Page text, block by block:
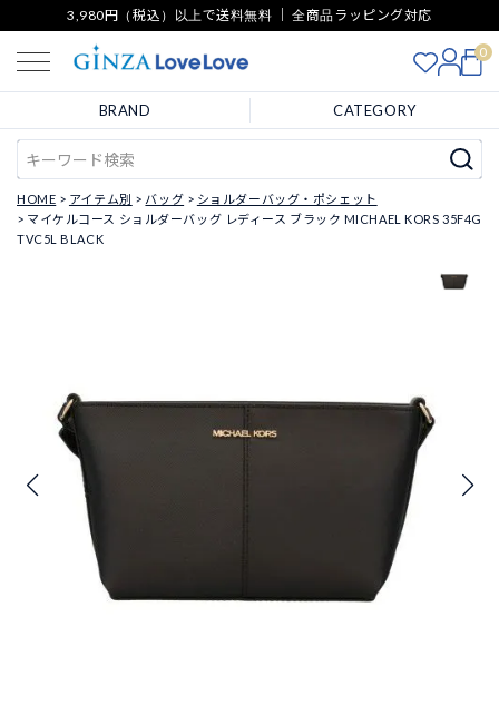
3,980円（税込）以上で送料無料 ｜ 全商品ラッピング対応
0
BRAND CATEGORY
HOME アイテム別 バッグ
ショルダーバッグ・ポシェット
マイケルコース ショルダーバッグ レディース ブラック MICHAEL KORS 35F4G
TVC5L BLACK